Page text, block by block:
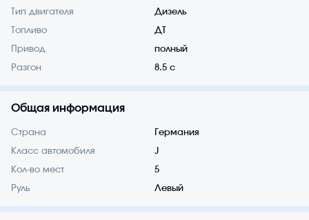
Тип двигателя Дизель
Топливо ДТ
Привод полный
Разгон 8.5 с
Общая информация
Страна Германия
Класс автомобиля J
Кол-во мест 5
Руль Левый